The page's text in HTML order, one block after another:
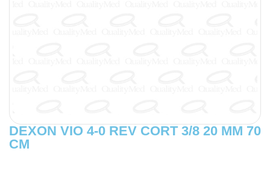
DEXON VIO 4-0 REV CORT 3/8 20 MM 70
CM